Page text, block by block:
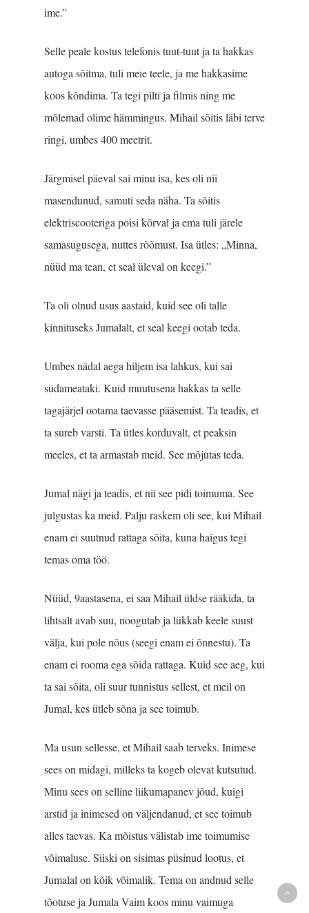
ime.”
Selle peale kostus telefonis tuut-tuut ja ta hakkas
autoga sõitma, tuli meie teele, ja me hakkasime
koos kõndima. Ta tegi pilti ja filmis ning me
mõlemad olime hämmingus. Mihail sõitis läbi terve
ringi, umbes 400 meetrit.
Järgmisel päeval sai minu isa, kes oli nii
masendunud, samuti seda näha. Ta sõitis
elektriscooteriga poisi kõrval ja ema tuli järele
samasugusega, nuttes rõõmust. Isa ütles: „Minna,
nüüd ma tean, et seal üleval on keegi.”
Ta oli olnud usus aastaid, kuid see oli talle
kinnituseks Jumalalt, et seal keegi ootab teda.
Umbes nädal aega hiljem isa lahkus, kui sai
südameataki. Kuid muutusena hakkas ta selle
tagajärjel ootama taevasse pääsemist. Ta teadis, et
ta sureb varsti. Ta ütles korduvalt, et peaksin
meeles, et ta armastab meid. See mõjutas teda.
Jumal nägi ja teadis, et nii see pidi toimuma. See
julgustas ka meid. Palju raskem oli see, kui Mihail
enam ei suutnud rattaga sõita, kuna haigus tegi
temas oma töö.
Nüüd, 9aastasena, ei saa Mihail üldse rääkida, ta
lihtsalt avab suu, noogutab ja lükkab keele suust
välja, kui pole nõus (seegi enam ei õnnestu). Ta
enam ei rooma ega sõida rattaga. Kuid see aeg, kui
ta sai sõita, oli suur tunnistus sellest, et meil on
Jumal, kes ütleb sõna ja see toimub.
Ma usun sellesse, et Mihail saab terveks. Inimese
sees on midagi, milleks ta kogeb olevat kutsutud.
Minu sees on selline liikumapanev jõud, kuigi
arstid ja inimesed on väljendanud, et see toimub
alles taevas. Ka mõistus välistab ime toimumise
võimaluse. Siiski on sisimas püsinud lootus, et
Jumalal on kõik võimalik. Tema on andnud selle
tõotuse ja Jumala Vaim koos minu vaimuga